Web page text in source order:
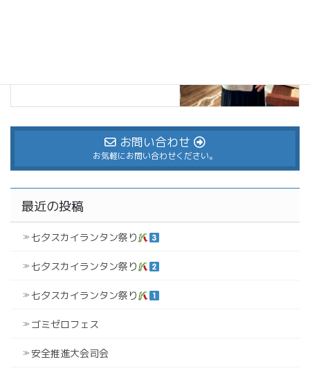
お問い合わせ
お気軽にお問い合わせください。
最近の投稿
七夕スカイランタン祭り
七夕スカイランタン祭り
七夕スカイランタン祭り
ゴミゼロフェス
安全推進大会司会